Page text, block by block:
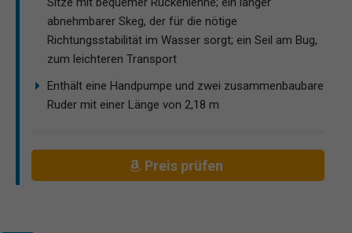
abnehmbarer Skeg, der für die nötige
Richtungsstabilität im Wasser sorgt; ein Seil am Bug,
zum leichteren Transport
Enthält eine Handpumpe und zwei zusammenbaubare
Ruder mit einer Länge von 2,18 m
Preis prüfen